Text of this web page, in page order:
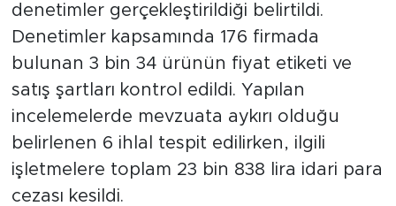
denetimler gerçekleştirildiği belirtildi.
Denetimler kapsamında 176 firmada
bulunan 3 bin 34 ürünün fiyat etiketi ve
satış şartları kontrol edildi. Yapılan
incelemelerde mevzuata aykırı olduğu
belirlenen 6 ihlal tespit edilirken, ilgili
işletmelere toplam 23 bin 838 lira idari para
cezası kesildi.